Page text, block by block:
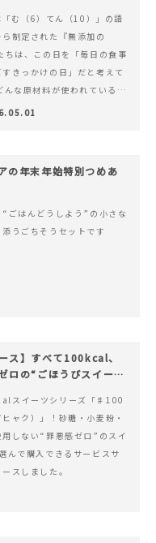
む（6）てん（10）」の語
制定された『無添加の
ちは、この日を「毎日の食事
きっかけの日」だと考えて
んな原材料が使われているの
うにつくられているのか。&
を読む 【6月10日（無添加
の年末年始特別つめあ
ごはんどうしよう”の小さな
うごちそうセットです
ス】すべて100kcal、
ロの“ごほうびスイー
スイーツシリーズ「♯100
ヒャク）」！砂糖・小麦粉・
用しない“罪悪感ゼロ”のスイ
んで購入できるサービスサ
スしました。